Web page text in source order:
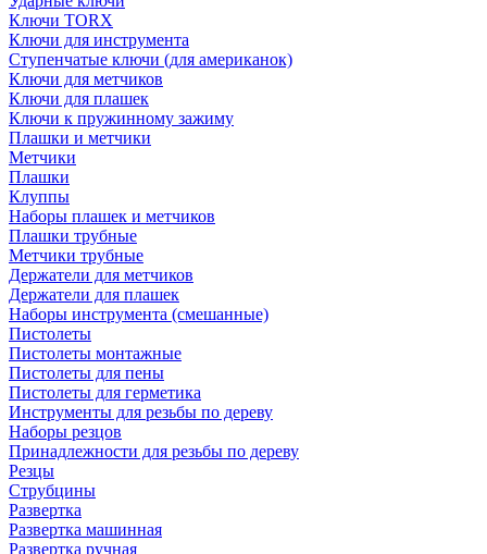
Ключи TORX
Ключи для инструмента
Ступенчатые ключи (для американок)
Ключи для метчиков
Ключи для плашек
Ключи к пружинному зажиму
Плашки и метчики
Метчики
Плашки
Клуппы
Наборы плашек и метчиков
Плашки трубные
Метчики трубные
Держатели для метчиков
Держатели для плашек
Наборы инструмента (смешанные)
Пистолеты
Пистолеты монтажные
Пистолеты для пены
Пистолеты для герметика
Инструменты для резьбы по дереву
Наборы резцов
Принадлежности для резьбы по дереву
Резцы
Струбцины
Развертка
Развертка машинная
Развертка ручная